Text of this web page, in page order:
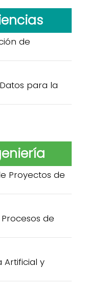
de
para la
Proyectos de
de
Artificial y